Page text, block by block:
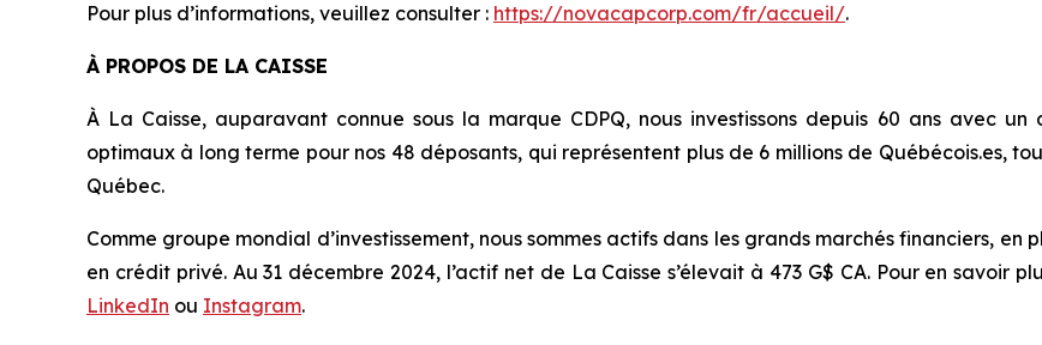
Pour plus d’informations, veuillez consulter : https://novacapcorp.com/fr/accueil/.
À PROPOS DE LA CAISSE
À La Caisse, auparavant connue sous la marque CDPQ, nous investissons depuis 60 ans avec
optimaux à long terme pour nos 48 déposants, qui représentent plus de 6 millions de Québécois.es,
Québec.
Comme groupe mondial d’investissement, nous sommes actifs dans les grands marchés financiers,
en crédit privé. Au 31 décembre 2024, l’actif net de La Caisse s’élevait à 473 G$ CA. Pour en savoir
LinkedIn ou Instagram.